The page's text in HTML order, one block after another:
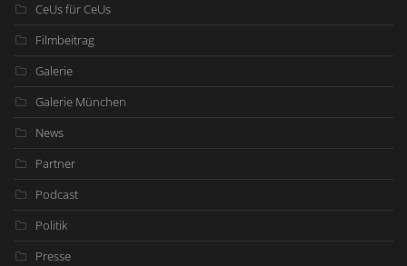
CeUs für CeUs
Filmbeitrag
Galerie
Galerie München
News
Partner
Podcast
Politik
Presse